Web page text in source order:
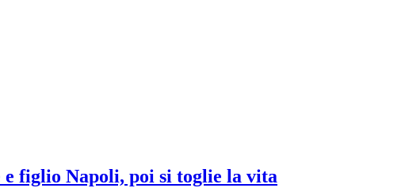
figlio Napoli, poi si toglie la vita